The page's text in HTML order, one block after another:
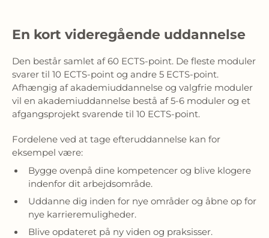
En kort videregående uddannelse
Den består samlet af 60 ECTS-point. De fleste moduler
svarer til 10 ECTS-point og andre 5 ECTS-point.
Afhængig af akademiuddannelse og valgfrie moduler
vil en akademiuddannelse bestå af 5-6 moduler og et
afgangsprojekt svarende til 10 ECTS-point.
Fordelene ved at tage efteruddannelse kan for
eksempel være:
Bygge ovenpå dine kompetencer og blive klogere
indenfor dit arbejdsområde.
Uddanne dig inden for nye områder og åbne op for
nye karrieremuligheder.
Blive opdateret på ny viden og praksisser.